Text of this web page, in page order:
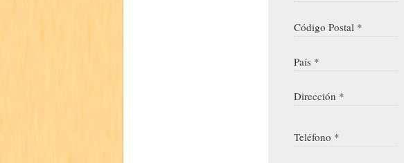
Código Postal *
País *
Dirección *
Teléfono *